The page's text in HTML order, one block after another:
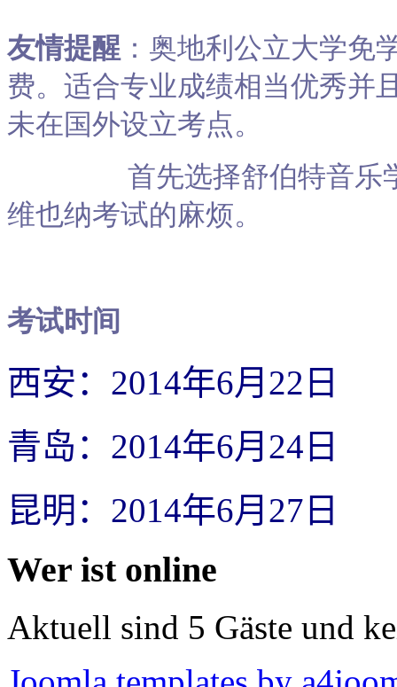
友情提醒 ：奥地利公立大学免
费。适合专业成绩相当优秀并
未在国外设立考点。
首先选择舒伯特音乐学院
维也纳考试的麻烦。
考试时间
西安： 2014年6月 22 日
青岛： 2014年6月 24 日
昆明： 2014年6月 27 日
Wer ist online
Aktuell sind 5 Gäste und